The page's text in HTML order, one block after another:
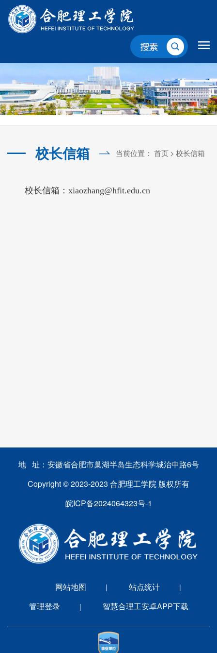
校长信箱 当前位置： 首页> 校长信箱
校长信箱：xiaozhang@hfit.edu.cn
地 址：安徽省合肥市巢湖半岛生态科学城治中路6号
Copyright © 2023-2023 合肥理工学院 版权所有
皖ICP备2024064323号-1
网站地图 | 站点统计 |
管理登录 | 智慧合理工安卓APP下载